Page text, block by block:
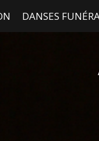
DANSES